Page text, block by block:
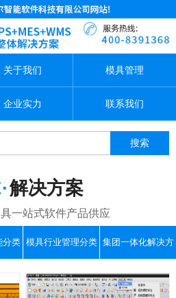
关于我们 模具管理
企业实力 联系我们
解决方案
分类 模具行业管理分类 集团一体化解决方
案